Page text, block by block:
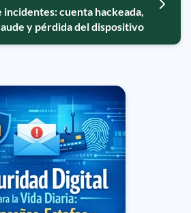
incidentes: cuenta hackeada,
y pérdida del dispositivo